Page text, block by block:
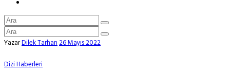
YazarDilek Tarhan26 Mayıs 2022
Dizi Haberleri